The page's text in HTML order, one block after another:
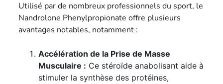
Utilisé par de nombreux professionnels du sport, le
Nandrolone Phenylpropionate offre plusieurs
avantages notables, notamment :
Accélération de la Prise de Masse
Musculaire : Ce stéroïde anabolisant aide à
stimuler la synthèse des protéines,